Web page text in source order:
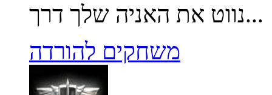
נווט את האניה שלך דרך...
משחקים להורדה